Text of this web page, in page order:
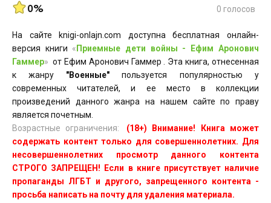
0% 0 голосов
На сайте knigi-onlajn.com доступна бесплатная онлайн-
версия книги « Приемные дети войны - Ефим Аронович
Гаммер» от Ефим Аронович Гаммер . Эта книга, отнесенная
к жанру "Военные" пользуется популярностью у
современных читателей, и ее место в коллекции
произведений данного жанра на нашем сайте по праву
является почетным.
Возрастные ограничения:
(18+) Внимание! Книга может
содержать контент только для совершеннолетних. Для
несовершеннолетних просмотр данного контента
СТРОГО ЗАПРЕЩЕН! Если в книге присутствует наличие
пропаганды ЛГБТ и другого, запрещенного контента -
просьба написать на почту для удаления материала.